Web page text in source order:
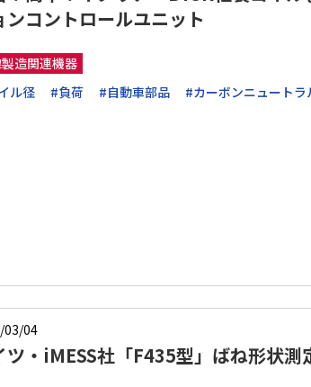
ンコントロールユニット
造関連機器
ル径
#負荷 #自動車部品 #カーボンニュートラ
03/04
ツ・iMESS社「F435型」ばね形状